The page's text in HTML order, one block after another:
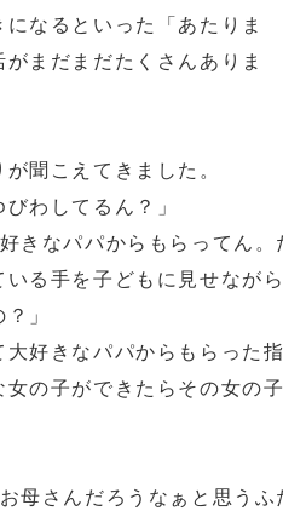
なるといった「あたりま
まだまだたくさんありま
聞こえてきました。
わしてるん？」
きなパパからもらってん。
る手を子どもに見せながら
」
好きなパパからもらった
の子ができたらその女の
母さんだろうなぁと思うふ